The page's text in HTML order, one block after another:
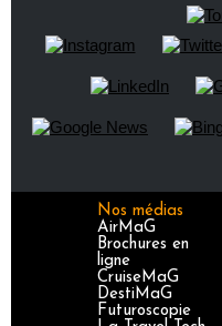
Nos médias
AirMaG
Brochures en
ligne
CruiseMaG
DestiMaG
Futuroscopie